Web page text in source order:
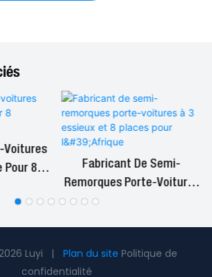
Voitures
Pour 8
Fabricant De Semi-
Remorques Porte-Voitures
À 3 Essieux Et 8 Places
Luyi | Plan du site Politique de
confidentialité